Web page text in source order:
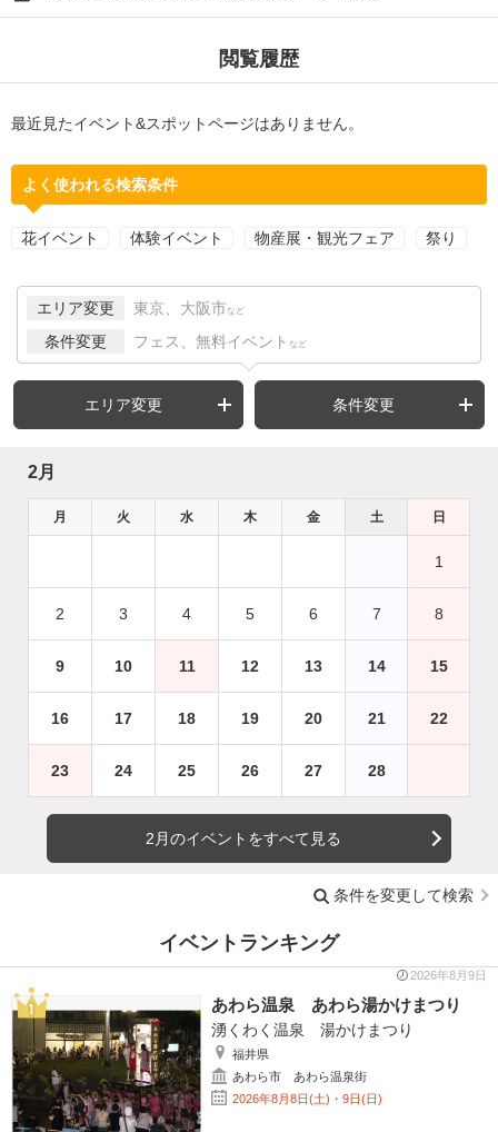
閲覧履歴
最近見たイベント&スポットページはありません。
よく使われる検索条件
花イベント 体験イベント 物産展・観光フェア 祭り
エリア変更 東京、大阪市 など
条件変更 フェス、無料イベント など
エリア変更 条件変更
2月
月 火 水 木 金 土 日
1
2 3 4 5 6 7 8
9 10 11 12 13 14 15
16 17 18 19 20 21 22
23 24 25 26 27 28
2月のイベントをすべて見る
条件を変更して検索
イベントランキング
2026年8月9日
あわら温泉 あわら湯かけまつり
湧くわく温泉 湯かけまつり
福井県
あわら市 あわら温泉街
2026年8月8日(土)・9日(日)